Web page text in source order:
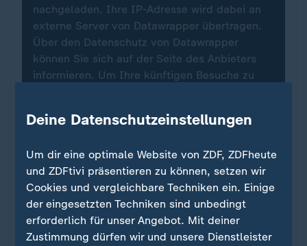
nachgeladen. Ihre IP-Adresse wird dabei an
externe Server von Datawrapper übertragen.
Über den Datenschutz von Datawrapper
können Sie sich auf der Seite des Anbieters
informieren. Um Ihre künftigen Besuche zu
Zustimmung können Sie im Bereich „Meine
Infografiken anzeigen
Datenschutzeinstellungen anpassen
Deine Datenschutzeinstellungen
Um dir eine optimale Website von ZDF, ZDFheute
und ZDFtivi präsentieren zu können, setzen wir
Cookies und vergleichbare Techniken ein. Einige
der eingesetzten Techniken sind unbedingt
erforderlich für unser Angebot. Mit deiner
Zustimmung dürfen wir und unsere Dienstleister